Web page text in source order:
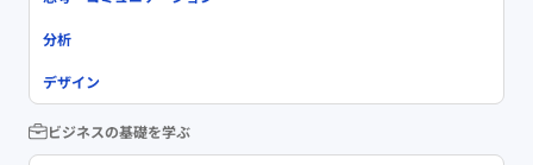
分析
デザイン
ビジネスの基礎を学ぶ